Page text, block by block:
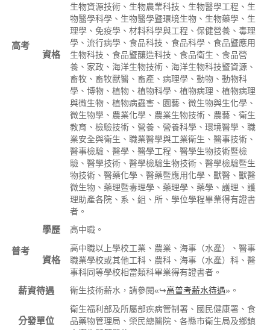
高考
資格
生物資源技術、生物農業科技、生物醫學工程、生
物醫學科學、生物醫學暨環境生物、生物藥學、生
理學、免疫學、材料科學與工程、保健營養、毒理
學、流行病學、食品科技、食品科學、食品暨應用
生物科技、食品暨釀造科技、食品衛生、食品營
養、家政、海洋生物技術、海洋生物科技暨資源、
畜牧、畜牧獸醫、畜產、病理學、動物、動物科
學、博物、植物、植物科學、植物病理、植物病理
與微生物、植物病蟲害、園藝、微生物與生化學、
微生物學、農業化學、農業生物技術、農藝、衛生
教育、檢驗技術、營養、營養科學、環境醫學、職
業安全與衛生、職業醫學與工業衛生、醫事技術、
醫事檢驗、醫學、醫學工程、醫學生物技術暨檢
驗、醫學技術、醫學檢驗生物技術、醫學檢驗暨生
物技術、醫藥化學、醫藥暨應用化學、獸醫、獸醫
微生物、藥理暨毒理學、藥理學、藥學、護理、護
理助產各院、系、組、所、學位學程畢業得有證書
者。
普考
學歷 高中職。
資格
高中職以上學校工業、農業、海事（水產）、醫事
職業學校或其他工科、農科、海事（水產）科、醫
事科同等學校相當類科畢業得有證書者。
薪資待遇 衛生技術薪水，請參閱«↪高普考薪水待遇»。
分發單位
衛生福利部及所屬部疾病管制署、國民健康署、食
品藥物管理局、榮民總醫院、各縣市衛生局及鄉鎮